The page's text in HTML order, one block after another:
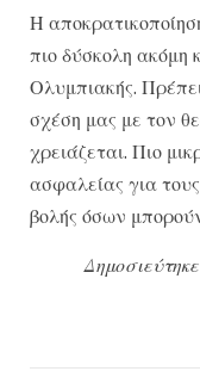
Η
πιο δύσκολη ακόμη
Ολυμπιακής.
σχέση μας με τον
χρειάζεται. Πιο
ασφαλείας για
βολής όσων